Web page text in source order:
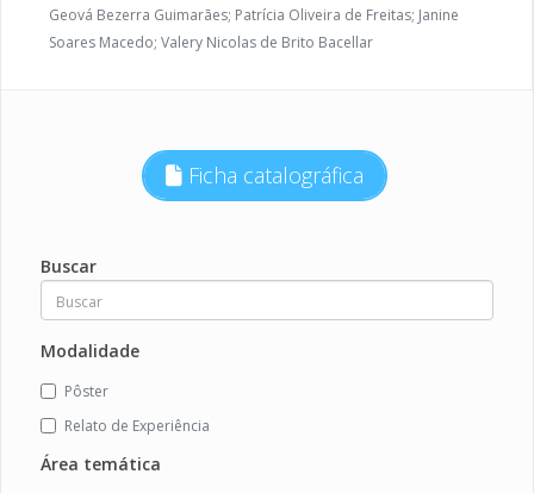
Geová Bezerra Guimarães; Patrícia Oliveira de Freitas; Janine
Soares Macedo; Valery Nicolas de Brito Bacellar
Ficha catalográfica
Buscar
Modalidade
Pôster
Relato de Experiência
Área temática